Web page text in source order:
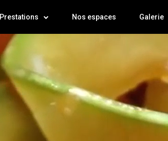
Prestations Nos espaces Galerie